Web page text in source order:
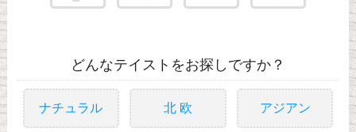
どんなテイストをお探しですか？
ナチュラル 北 欧 アジアン